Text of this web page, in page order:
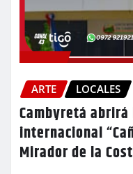
ARTE LOCALES
Cambyretá
internacional
Mirador de la